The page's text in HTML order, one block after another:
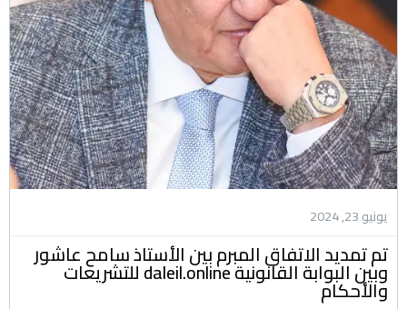
يونيو 23, 2024
تم تمديد الاتفاق المبرم بين الأستاذ سامح عاشور
وبين البوابة القانونية daleil.online للتشريعات
والأحكام